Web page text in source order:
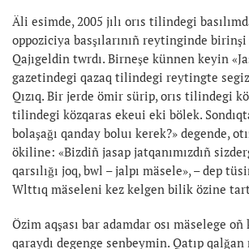
Äli esimde, 2005 jılı orıs tilindegi
oppoziciya basşılarınıñ reytinginde
Qajıgeldin twrdı. Birneşe künnen keyin
gazetindegi qazaq tilindegi reytingte
Qızıq. Bir jerde ömir sürip, orıs tilindegi
tilindegi közqaras ekeui eki bölek.
bolaşağı qanday boluı kerek?» degende,
ökiline: «Bizdiñ jasap jatqanımızdıñ
qarsılığı joq, bwl – jalpı mäsele», – dep
Wlttıq mäseleni kez kelgen bilik özine
Özim aqşası bar adamdar osı mäselege oñ
qaraydı degenge senbeymin. Qatıp